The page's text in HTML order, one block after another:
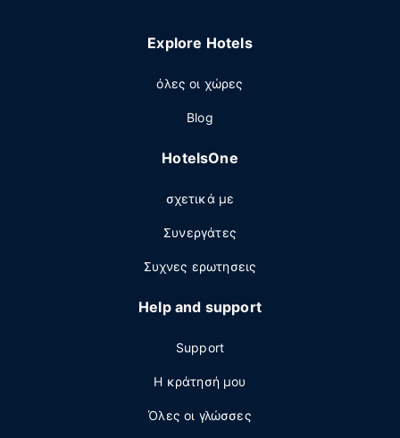
Explore Hotels
όλες οι χώρες
Blog
HotelsOne
σχετικά με
Συνεργάτες
Συχνες ερωτησεις
Help and support
Support
Η κράτησή μου
Όλες οι γλώσσες